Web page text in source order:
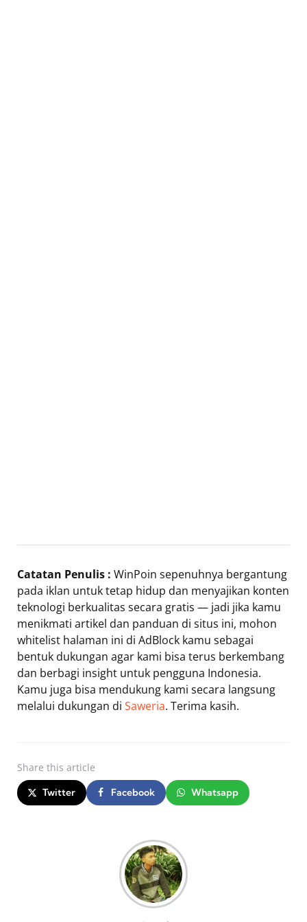
Catatan Penulis : WinPoin sepenuhnya bergantung
pada iklan untuk tetap hidup dan menyajikan konten
teknologi berkualitas secara gratis — jadi jika kamu
menikmati artikel dan panduan di situs ini, mohon
whitelist halaman ini di AdBlock kamu sebagai
bentuk dukungan agar kami bisa terus berkembang
dan berbagi insight untuk pengguna Indonesia.
Kamu juga bisa mendukung kami secara langsung
melalui dukungan di Saweria. Terima kasih.
Share this article
Twitter Facebook Whatsapp